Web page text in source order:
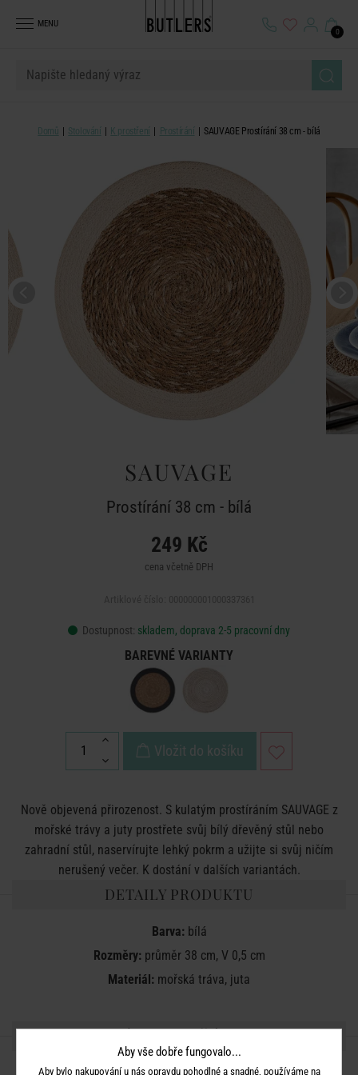
MENU
0
Domů Stolování K prostření Prostírání SAUVAGE Prostírání 38 cm - bílá
SAUVAGE
Prostírání 38 cm - bílá
249 Kč
cena včetně DPH
Dostupnost: skladem, doprava 2-5 pracovní dny
BAREVNÉ VARIANTY
Vložit do košíku
Nově objevená přirozenost. S kulatým prostíráním SAUVAGE z
mořské trávy a juty prostřete svůj bílý dřevěný stůl nebo
zahradní stůl, naservírujte lehký pokrm a užijte si svůj ničím
nerušený večer. K dostání v dalších variantách.
DETAILY PRODUKTU
Barva:bílá
Rozměry:průměr 38 cm, V 0,5 cm
Materiál: mořská tráva, juta
SDÍLEJTE S PŘÁTELI
Aby vše dobře fungovalo...
Aby bylo nakupování u nás opravdu pohodlné a snadné, používáme na